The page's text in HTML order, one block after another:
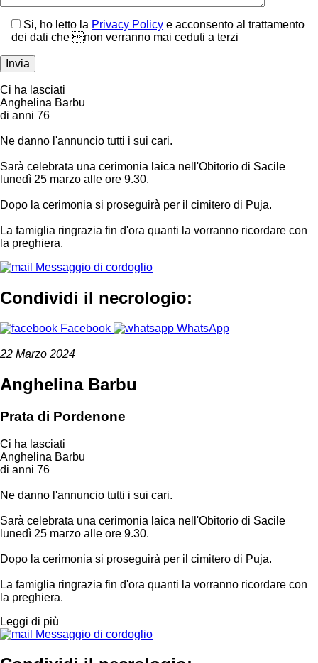
Si, ho letto la Privacy Policy e acconsento al trattamento
dei dati che non verranno mai ceduti a terzi
Ci ha lasciati
Anghelina Barbu
di anni 76
Ne danno l'annuncio tutti i sui cari.
Sarà celebrata una cerimonia laica nell'Obitorio di Sacile
lunedì 25 marzo alle ore 9.30.
Dopo la cerimonia si proseguirà per il cimitero di Puja.
La famiglia ringrazia fin d'ora quanti la vorranno ricordare con
la preghiera.
Messaggio di cordoglio
Condividi il necrologio:
Facebook WhatsApp
22 Marzo 2024
Anghelina Barbu
Prata di Pordenone
Ci ha lasciati
Anghelina Barbu
di anni 76
Ne danno l'annuncio tutti i sui cari.
Sarà celebrata una cerimonia laica nell'Obitorio di Sacile
lunedì 25 marzo alle ore 9.30.
Dopo la cerimonia si proseguirà per il cimitero di Puja.
La famiglia ringrazia fin d'ora quanti la vorranno ricordare con
la preghiera.
Leggi di più
Messaggio di cordoglio